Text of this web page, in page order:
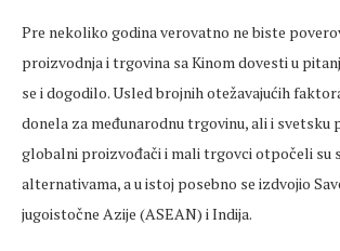
Pre nekoliko godina verovatno ne biste
proizvodnja i trgovina sa Kinom dovesti u
se i dogodilo. Usled brojnih otežavajućih
donela za međunarodnu trgovinu, ali i svetsku
globalni proizvođači i mali trgovci otpočeli su
alternativama, a u istoj posebno se izdvojio
jugoistočne Azije (ASEAN) i Indija.